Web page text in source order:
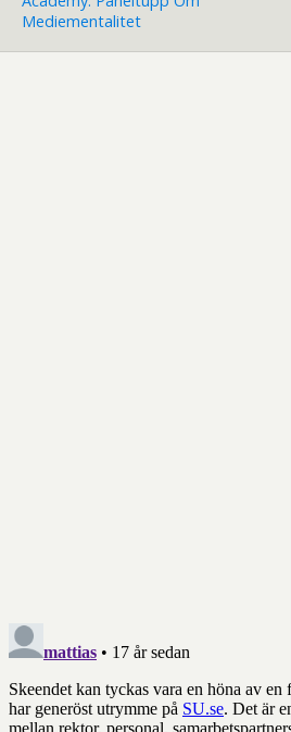
Mediementalitet